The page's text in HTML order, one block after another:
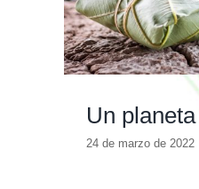
Un
24 de marzo de 2022